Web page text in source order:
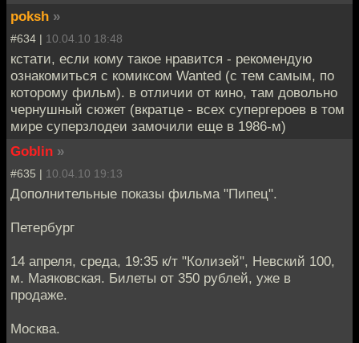
poksh »
#634 | 10.04.10 18:48
кстати, если кому такое нравится - рекомендую
ознакомиться с комиксом Wanted (с тем самым, по
которому фильм). в отличии от кино, там довольно
чернушный сюжет (вкратце - всех супергероев в том
мире суперзлодеи замочили еще в 1986-м)
Goblin »
#635 | 10.04.10 19:13
Дополнительные показы фильма "Пипец".
Петербург
14 апреля, среда, 19:35 к/т "Колизей", Невский 100,
м. Маяковская. Билеты от 350 рублей, уже в
продаже.
Москва.